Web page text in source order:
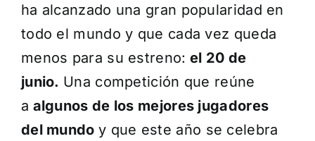
ha alcanzado una gran popularidad en
todo el mundo y que cada vez queda
menos para su estreno: el 20 de
junio. Una competición que reúne
a algunos de los mejores jugadores
del mundo y que este año se celebra